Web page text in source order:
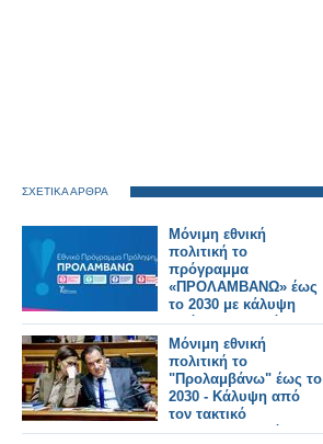
ΣΧΕΤΙΚΑ ΑΡΘΡΑ
Μόνιμη εθνική
πολιτική το
πρόγραμμα
«ΠΡΟΛΑΜΒΑΝΩ» έως
το 2030 με κάλυψη
από τον Τακτικό
Προϋπολογισμό
Μόνιμη εθνική
πολιτική το
"Προλαμβάνω" έως το
2030 - Κάλυψη από
τον τακτικό
προϋπολογισμό